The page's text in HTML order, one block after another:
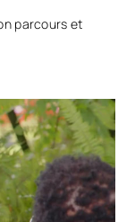
parcours et